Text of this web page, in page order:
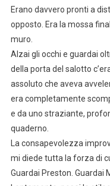
Erano davvero pronti a
opposto. Era la mossa
muro.
Alzai gli occhi e guardai
della porta del salotto
assoluto che aveva
era completamente
e da uno straziante,
quaderno.
La consapevolezza
mi diede tutta la forza di
Guardai Preston. Guardai